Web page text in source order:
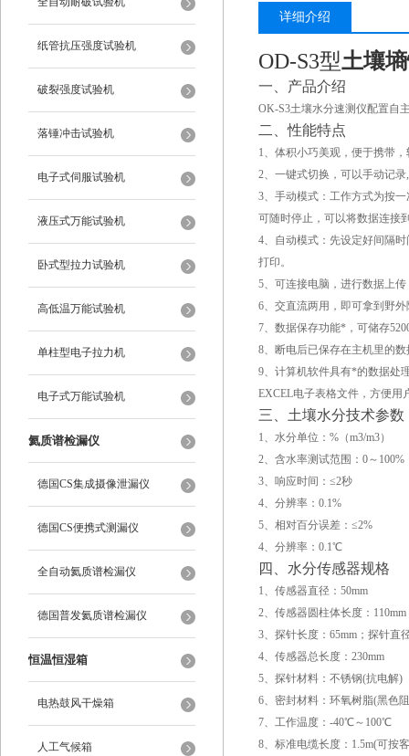
纸管抗压强度试验机
破裂强度试验机
落锤冲击试验机
电子式伺服试验机
液压式万能试验机
卧式型拉力试验机
高低温万能试验机
单柱型电子拉力机
电子式万能试验机
氦质谱检漏仪
德国CS集成摄像泄漏仪
德国CS便携式测漏仪
全自动氦质谱检漏仪
德国普发氦质谱检漏仪
恒温恒湿箱
电热鼓风干燥箱
人工气候箱
详细介绍
OD-S3型土壤
一、产品介绍
OK-S3土壤水分速测仪配置自
二、性能特点
1、体积小巧美观，便于携带
2、一键式切换，可以手动记
3、手动模式：工作方式为按
可随时停止，可以将数据连接
4、自动模式：先设定好间隔
打印。
5、可连接电脑，进行数据上
6、交直流两用，即可拿到野
7、数据保存功能*，可储存
8、断电后已保存在主机里的
9、计算机软件具有*的数据处
EXCEL电子表格文件，方便用
三、土壤水分技术参数
1、水分单位：%（m3/m3）
2、含水率测试范围：0～100%
3、响应时间：≤2秒
4、分辨率：0.1%
5、相对百分误差：≤2%
4、分辨率：0.1℃
四、水分传感器规格
1、传感器直径：50mm
2、传感器圆柱体长度：110mm
3、探针长度：65mm；探针直
4、传感器总长度：230mm
5、探针材料：不锈钢(抗电解)
6、密封材料：环氧树脂(黑色
7、工作温度：-40℃～100℃
8、标准电缆长度：1.5m(可按